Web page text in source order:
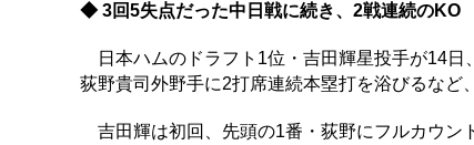
◆ 3回5失点だった中日戦に続き、2戦連続のKO
日本ハムのドラフト1位・吉田輝星投手が14日
荻野貴司外野手に2打席連続本塁打を浴びるなど
吉田輝は初回、先頭の1番・荻野にフルカウン